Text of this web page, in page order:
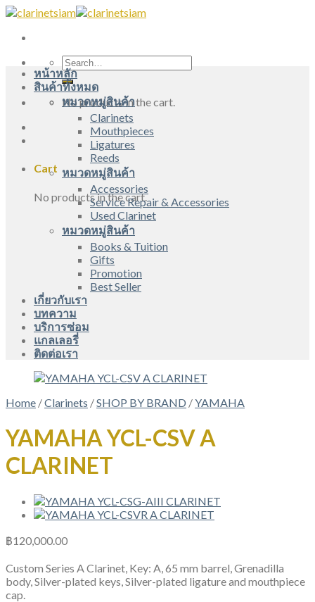
Skip
content
Search
for:
No products in the cart.
Cart
No products in the cart.
หน้าหลัก
สินค้าทั้งหมด
หมวดหมู่สินค้า
Clarinets
Mouthpieces
Ligatures
Reeds
หมวดหมู่สินค้า
Accessories
Service Repair & Accessories
Used Clarinet
หมวดหมู่สินค้า
Books & Tuition
Gifts
Promotion
Best Seller
เกี่ยวกับเรา
บทความ
บริการซ่อม
แกลเลอรี่
ติดต่อเรา
Home /Clarinets /SHOP BY BRAND /YAMAHA
YAMAHA YCL-CSV A
CLARINET
฿120,000.00
Custom Series A Clarinet, Key: A, 65 mm barrel, Grenadilla
body, Silver-plated keys, Silver-plated ligature and mouthpiece
cap.